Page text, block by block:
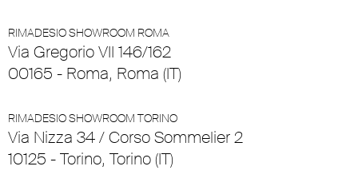
RIMADESIO SHOWROOM ROMA
Via Gregorio VII 146/162
00165 - Roma, Roma (IT)
RIMADESIO SHOWROOM TORINO
Via Nizza 34 / Corso Sommelier 2
10125 - Torino, Torino (IT)